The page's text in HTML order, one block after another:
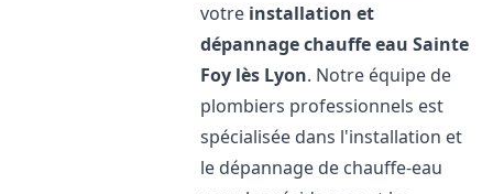
votre installation et
dépannage chauffe eau Sainte
Foy lès Lyon. Notre équipe de
plombiers professionnels est
spécialisée dans l'installation et
le dépannage de chauffe-eau